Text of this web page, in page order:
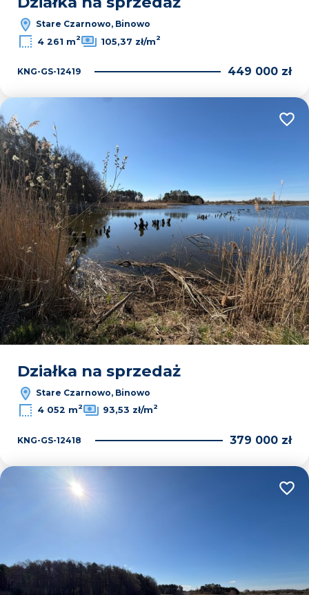
Stare Czarnowo, Binowo
4 261 m2 105,37 zł/m2
KNG-GS-12419 449 000 zł
Działka na sprzedaż
Stare Czarnowo, Binowo
4 052 m2 93,53 zł/m2
KNG-GS-12418 379 000 zł